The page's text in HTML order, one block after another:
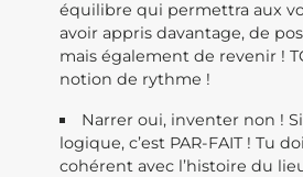
équilibre qui permettra aux
avoir appris davantage, de
mais également de revenir !
notion de rythme !
Narrer oui, inventer non !
logique, c’est PAR-FAIT ! Tu
cohérent avec l’histoire du